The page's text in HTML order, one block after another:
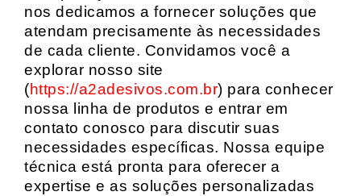
nos dedicamos a fornecer soluções que
atendam precisamente às necessidades
de cada cliente. Convidamos você a
explorar nosso site
(https://a2adesivos.com.br) para conhecer
nossa linha de produtos e entrar em
contato conosco para discutir suas
necessidades específicas. Nossa equipe
técnica está pronta para oferecer a
expertise e as soluções personalizadas